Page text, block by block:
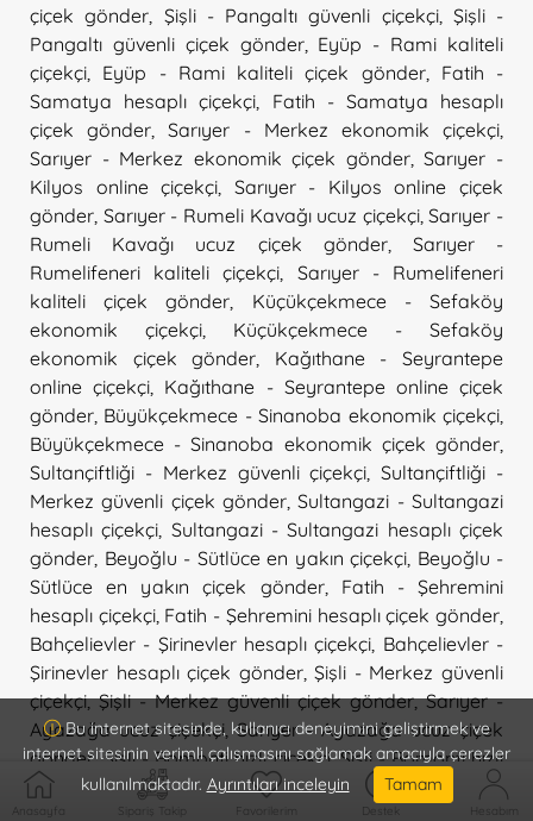
çiçek gönder
Şişli - Pangaltı güvenli çiçekçi, Şişli -
Pangaltı güvenli çiçek gönder, Eyüp - Rami kaliteli
çiçekçi
Eyüp - Rami kaliteli çiçek gönder, Fatih -
Samatya hesaplı çiçekçi
Fatih - Samatya hesaplı
çiçek gönder ,Sarıyer - Merkez ekonomik çiçekçi
Sarıyer - Merkez ekonomik çiçek gönder,Sarıyer -
Kilyos online çiçekçi
Sarıyer - Kilyos online çiçek
gönder Sarıyer - Rumeli Kavağı ucuz çiçekçi,Sarıyer -
Rumeli Kavağı ucuz çiçek gönder, Sarıyer -
Rumelifeneri kaliteli çiçekçi
Sarıyer - Rumelifeneri
kaliteli çiçek gönder
Küçükçekmece - Sefaköy
ekonomik çiçekçi
Küçükçekmece - Sefaköy
ekonomik çiçek gönder
Kağıthane - Seyrantepe
online çiçekçi
Kağıthane - Seyrantepe online çiçek
gönder Büyükçekmece - Sinanoba ekonomik çiçekçi
Büyükçekmece - Sinanoba ekonomik çiçek gönder
Sultançiftliği - Merkez güvenli çiçekçi ,Sultançiftliği -
Merkez güvenli çiçek gönder ,Sultangazi - Sultangazi
hesaplı çiçekçi Sultangazi - Sultangazi hesaplı çiçek
gönder Beyoğlu - Sütlüce en yakın çiçekçi Beyoğlu -
Sütlüce en yakın çiçek gönder, Fatih - Şehremini
hesaplı çiçekçi, Fatih - Şehremini hesaplı çiçek gönder
Bahçelievler - Şirinevler hesaplı çiçekçi Bahçelievler -
Şirinevler hesaplı çiçek gönder,Şişli - Merkez güvenli
çiçekçi,Şişli - Merkez güvenli çiçek gönder,Sarıyer -
Ayazağa ucuz çiçekçi,Sarıyer - Ayazağa ucuz çiçek
gönder,Şişli - Bomonti hızlı çiçekçi,Şişli - Bomonti hızlı
çiçek gönder,Şişli - Esentepe ucuz çiçekçi,
Şişli -
Esentepe ucuz çiçek gönder , Şişli - Fulya en yakın
Anasayfa Sipariş Takip Favorilerim Destek Hesabım
Bu internet sitesinde, kullanıcı deneyimini geliştirmek ve
internet sitesinin verimli çalışmasını sağlamak amacıyla çerezler
kullanılmaktadır. Ayrıntıları inceleyin Tamam